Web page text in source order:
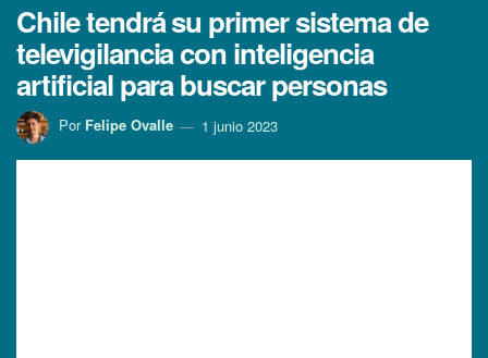
Chile tendrá su primer sistema de
televigilancia con inteligencia
artificial para buscar personas
Por Felipe Ovalle 1 junio 2023